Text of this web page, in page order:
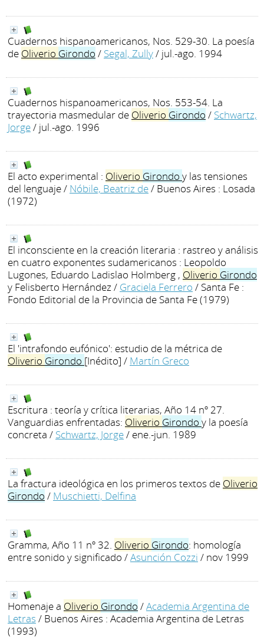
Cuadernos hispanoamericanos, Nos. 529-30. La poesía
de Oliverio Girondo / Segal, Zully/ jul.-ago. 1994
Cuadernos hispanoamericanos, Nos. 553-54. La
trayectoria masmedular de Oliverio Girondo / Schwartz,
Jorge/ jul.-ago. 1996
El acto experimental : Oliverio Girondo y las tensiones
del lenguaje/ Nóbile, Beatriz de/ Buenos Aires : Losada
(1972)
El inconsciente en la creación literaria : rastreo y análisis
en cuatro exponentes sudamericanos : Leopoldo
Lugones, Eduardo Ladislao Holmberg , Oliverio Girondo
y Felisberto Hernández/ Graciela Ferrero / Santa Fe :
Fondo Editorial de la Provincia de Santa Fe (1979)
El 'intrafondo eufónico': estudio de la métrica de
Oliverio Girondo [Inédito] / Martín Greco
Escritura : teoría y crítica literarias, Año 14 nº 27.
Vanguardias enfrentadas: Oliverio Girondo y la poesía
concreta / Schwartz, Jorge/ ene.-jun. 1989
La fractura ideológica en los primeros textos de Oliverio
Girondo / Muschietti, Delfina
Gramma, Año 11 nº 32. Oliverio Girondo: homología
entre sonido y significado /Asunción Cozzi / nov 1999
Homenaje a Oliverio Girondo /Academia Argentina de
Letras / Buenos Aires : Academia Argentina de Letras
(1993)